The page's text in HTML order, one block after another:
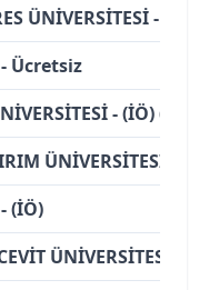
ÜNİVERSİTESİ - (İÖ)
- Ücretsiz
- (İÖ)
ÜNİVERSİTESİ -
(İÖ)
ÜNİVERSİTESİ -